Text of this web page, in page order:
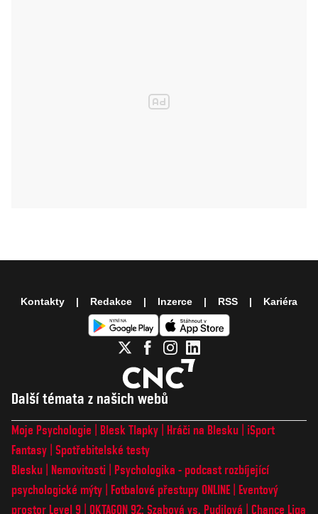
Další témata z našich webů
Moje Psychologie Blesk Tlapky Hráči na Blesku
iSport
Fantasy Spotřebitelské testy
Blesku
Nemovitosti
Psychologika - podcast rozbíjející
psychologické mýty
Fotbalové přestupy ONLINE
Eventový
prostor Level 9 OKTAGON 92: Szabová vs. Pudilová Chance Liga
Kontakty Redakce Inzerce RSS Kariéra